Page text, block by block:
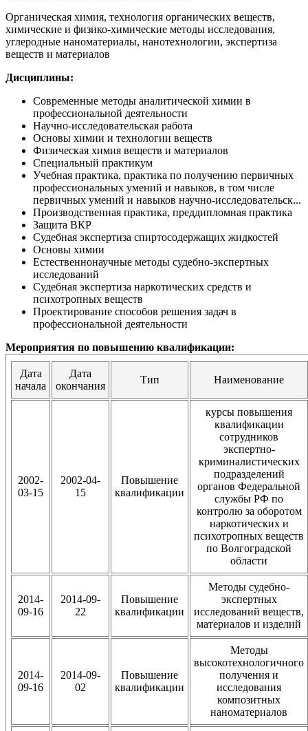
Органическая химия, технология органических веществ,
химические и физико-химические методы исследования,
углеродные наноматериалы, нанотехнологии, экспертиза
веществ и материалов
Дисциплины:
Современные методы аналитической химии в
профессиональной деятельности
Научно-исследовательская работа
Основы химии и технологии веществ
Физическая химия веществ и материалов
Специальный практикум
Учебная практика, практика по получению первичных
профессиональных умений и навыков, в том числе
первичных умений и навыков научно-исследовательск...
Производственная практика, преддипломная практика
Защита ВКР
Судебная экспертиза спиртосодержащих жидкостей
Основы химии
Естественнонаучные методы судебно-экспертных
исследований
Судебная экспертиза наркотических средств и
психотропных веществ
Проектирование способов решения задач в
профессиональной деятельности
Мероприятия по повышению квалификации:
Дата
начала
Дата
окончания
Тип Наименование
2002-
03-15
2002-04-
15
Повышение
квалификации
курсы повышения
квалификации
сотрудников
экспертно-
криминалистических
подразделений
органов Федеральной
службы РФ по
контролю за оборотом
наркотических и
психотропных веществ
по Волгоградской
области
2014-
09-16
2014-09-
22
Повышение
квалификации
Методы судебно-
экспертных
исследований веществ,
материалов и изделий
2014-
09-16
2014-09-
02
Повышение
квалификации
Методы
высокотехнологичного
получения и
исследования
композитных
наноматериалов